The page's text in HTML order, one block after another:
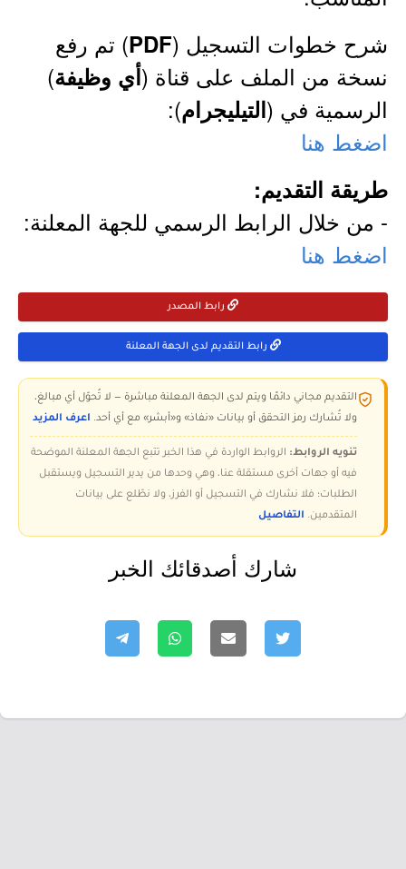
شرح خطوات التسجيل (PDF) تم رفع
نسخة من الملف على قناة (أي وظيفة)
الرسمية في (التيليجرام):
اضغط هنا
طريقة التقديم:
- من خلال الرابط الرسمي للجهة المعلنة:
اضغط هنا
رابط المصدر
رابط التقديم لدى الجهة المعلنة
التقديم مجاني دائمًا ويتم لدى الجهة المعلنة مباشرة — لا تُحوّل أي مبالغ،
ولا تُشارك رمز التحقق أو بيانات «نفاذ» و«أبشر» مع أي أحد. اعرف المزيد
تنويه الروابط: الروابط الواردة في هذا الخبر تتبع الجهة المعلنة الموضحة
فيه أو جهات أخرى مستقلة عنا، وهي وحدها من يدير التسجيل ويستقبل
الطلبات؛ فلا نشارك في التسجيل أو الفرز، ولا نطّلع على بيانات
المتقدمين. التفاصيل
شارك أصدقائك الخبر